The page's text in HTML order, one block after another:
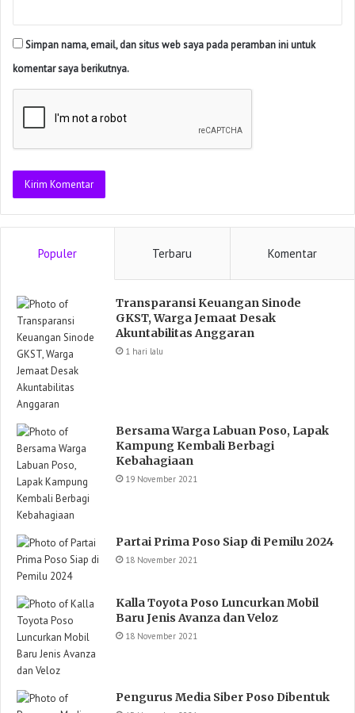
Simpan nama, email, dan situs web saya pada peramban ini untuk
komentar saya berikutnya.
Populer Terbaru Komentar
Transparansi Keuangan Sinode
GKST, Warga Jemaat Desak
Akuntabilitas Anggaran
1 hari lalu
Bersama Warga Labuan Poso, Lapak
Kampung Kembali Berbagi
Kebahagiaan
19 November 2021
Partai Prima Poso Siap di Pemilu 2024
18 November 2021
Kalla Toyota Poso Luncurkan Mobil
Baru Jenis Avanza dan Veloz
18 November 2021
Pengurus Media Siber Poso Dibentuk